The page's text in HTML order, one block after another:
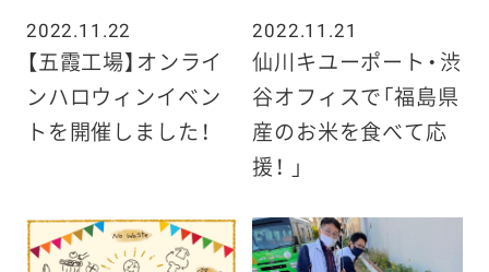
2022.11.22
【五霞工場】オンライ
ンハロウィンイベン
トを開催しました！
2022.11.21
仙川キユーポート・渋
谷オフィスで「福島県
産のお米を食べて応
援！ 」